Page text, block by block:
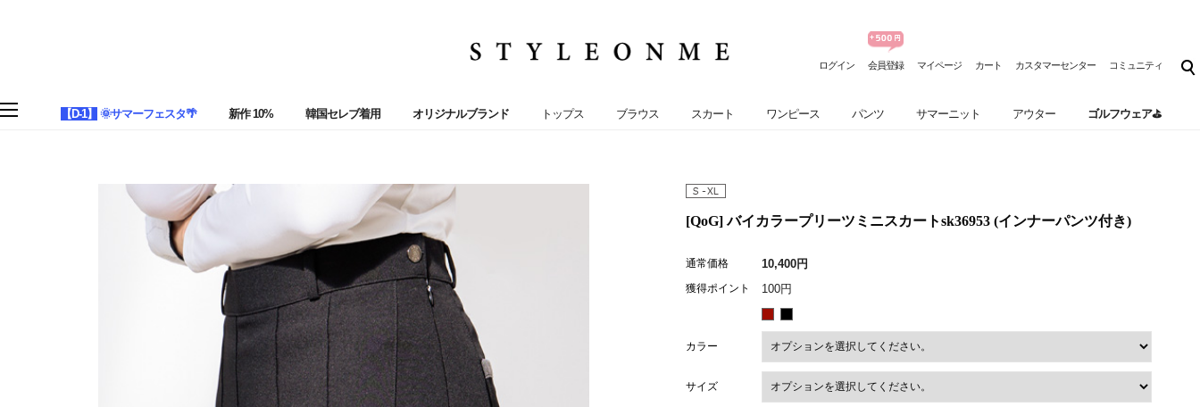
ログイン 会員登録 マイページ カート カスタマーセンター コミュニティ
【D-1】 🌞サマーフェスタ🌴 新作 10% 韓国セレブ着用 オリジナルブランド トップス ブラウス スカート ワンピース パンツ サマーニット アウター ゴルフウェア⛳
[QoG] バイカラープリーツミニスカートsk36953 (インナーパンツ付き)
通常価格 10,400円
獲得ポイント 100円
カラー
サイズ